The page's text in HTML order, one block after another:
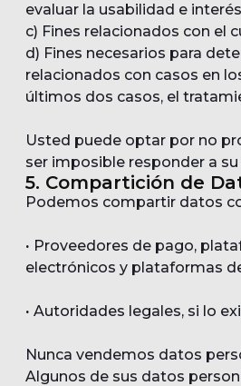
evaluar la usabilidad e
c) Fines relacionados con el
d) Fines necesarios para
relacionados con casos en
últimos dos casos, el
Usted puede optar por no
ser imposible responder a
5. Compartición de
Podemos compartir datos
· Proveedores de pago,
electrónicos y plataformas
· Autoridades legales, si lo
Nunca vendemos datos
Algunos de sus datos